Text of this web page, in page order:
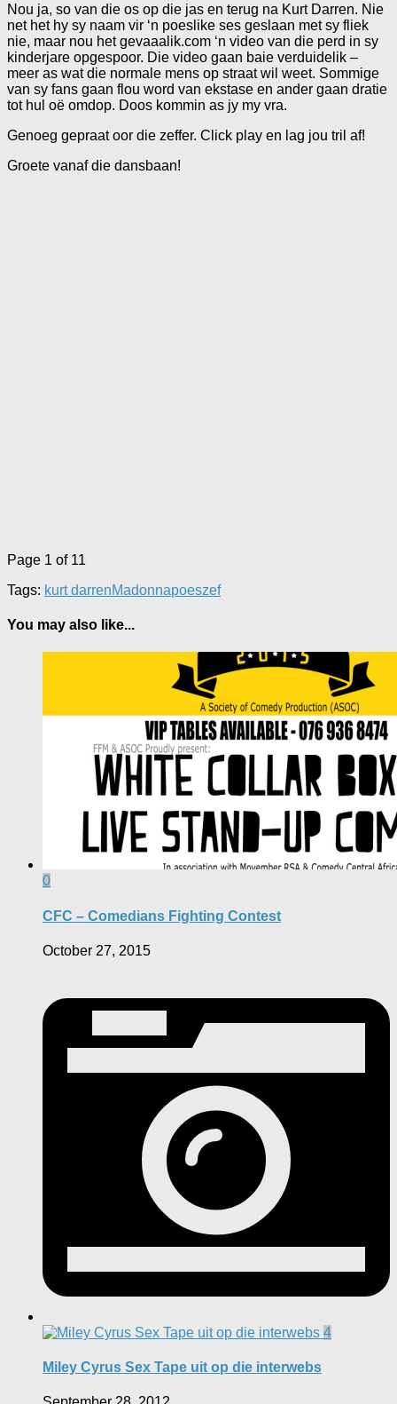
Nou ja, so van die os op die jas en terug na Kurt Darren. Nie
net het hy sy naam vir ‘n poeslike ses geslaan met sy fliek
nie, maar nou het gevaaalik.com ‘n video van die perd in sy
kinderjare opgespoor. Die video gaan baie verduidelik –
meer as wat die normale mens op straat wil weet. Sommige
van sy fans gaan flou word van ekstase en ander gaan dratie
tot hul oë omdop. Doos kommin as jy my vra.
Genoeg gepraat oor die zeffer. Click play en lag jou tril af!
Groete vanaf die dansbaan!
Page 1 of 11
Tags: kurt darrenMadonnapoeszef
You may also like...
0
CFC – Comedians Fighting Contest
October 27, 2015
4
Miley Cyrus Sex Tape uit op die interwebs